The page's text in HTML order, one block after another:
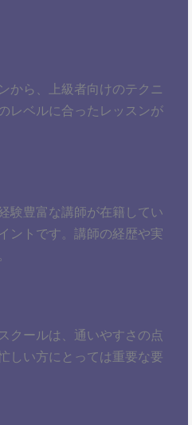
から、上級者向けのテクニ
レベルに合ったレッスンが
験豊富な講師が在籍してい
ントです。講師の経歴や実
クールは、通いやすさの点
しい方にとっては重要な要